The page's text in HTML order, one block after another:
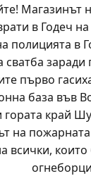
Магазинът
в Годеч на
полицията в
Видин
гората край
от Люлин и
на пожара
на
всички,
сватба
първо
база във
гората край
на
всички,